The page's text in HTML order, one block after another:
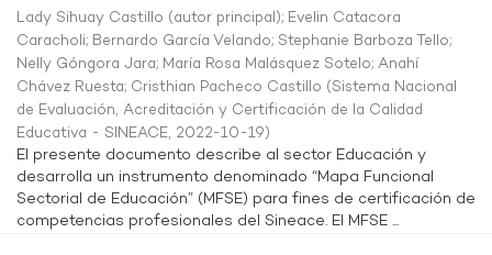
Lady Sihuay Castillo (autor principal); Evelin Catacora
Caracholi; Bernardo García Velando; Stephanie Barboza Tello;
Nelly Góngora Jara; María Rosa Malásquez Sotelo; Anahí
Chávez Ruesta; Cristhian Pacheco Castillo (Sistema Nacional
de Evaluación, Acreditación y Certificación de la Calidad
Educativa - SINEACE, 2022-10-19)
El presente documento describe al sector Educación y
desarrolla un instrumento denominado “Mapa Funcional
Sectorial de Educación” (MFSE) para fines de certificación de
competencias profesionales del Sineace. El MFSE ...